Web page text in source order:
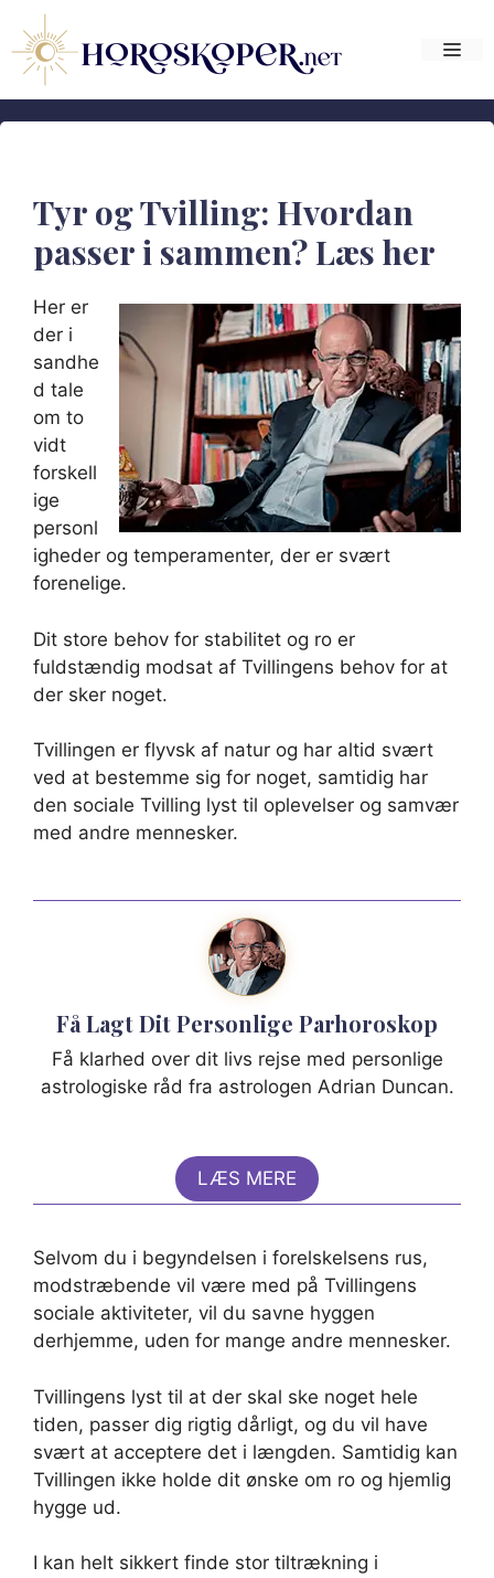
indhold
Tyr og Tvilling: Hvordan
passer i sammen? Læs her
Her er
der i
sandhe
d tale
om to
vidt
forskell
ige
personl
igheder og temperamenter, der er svært
forenelige.
Dit store behov for stabilitet og ro er
fuldstændig modsat af Tvillingens behov for at
der sker noget.
Tvillingen er flyvsk af natur og har altid svært
ved at bestemme sig for noget, samtidig har
den sociale Tvilling lyst til oplevelser og samvær
med andre mennesker.
Få Lagt Dit Personlige Parhoroskop
Få klarhed over dit livs rejse med personlige
astrologiske råd fra astrologen Adrian Duncan.
LÆS MERE
Selvom du i begyndelsen i forelskelsens rus,
modstræbende vil være med på Tvillingens
sociale aktiviteter, vil du savne hyggen
derhjemme, uden for mange andre mennesker.
Tvillingens lyst til at der skal ske noget hele
tiden, passer dig rigtig dårligt, og du vil have
svært at acceptere det i længden. Samtidig kan
Tvillingen ikke holde dit ønske om ro og hjemlig
hygge ud.
I kan helt sikkert finde stor tiltrækning i